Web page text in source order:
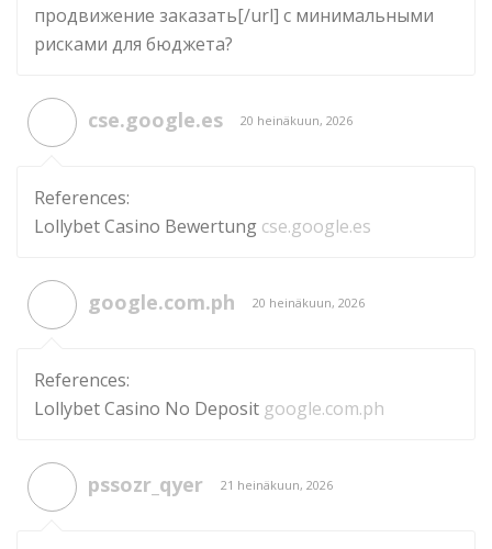
продвижение заказать[/url] с минимальными
рисками для бюджета?
cse.google.es 20 heinäkuun, 2026
References:
Lollybet Casino Bewertung cse.google.es
google.com.ph 20 heinäkuun, 2026
References:
Lollybet Casino No Deposit google.com.ph
pssozr_qyer 21 heinäkuun, 2026